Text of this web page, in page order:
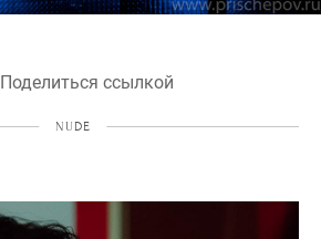
Поделиться ссылкой
NUDE